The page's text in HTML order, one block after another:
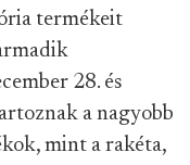
termékeit
28. és
a nagyobb
mint a rakéta,